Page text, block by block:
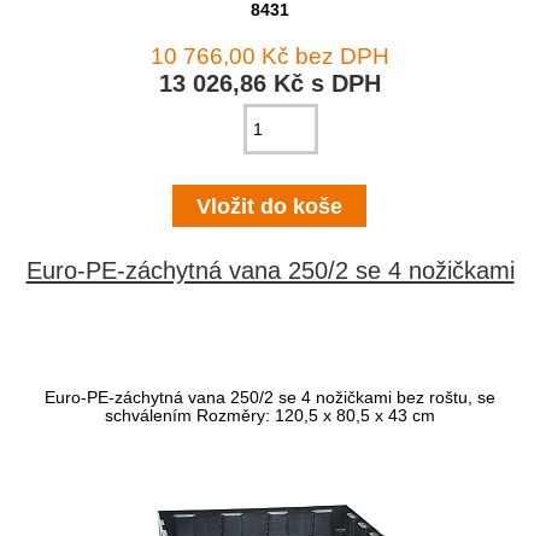
8431
10 766,00 Kč bez DPH
13 026,86 Kč s DPH
Euro-PE-záchytná vana 250/2 se 4 nožičkami
Euro-PE-záchytná vana 250/2 se 4 nožičkami bez roštu, se
schválením Rozměry: 120,5 x 80,5 x 43 cm